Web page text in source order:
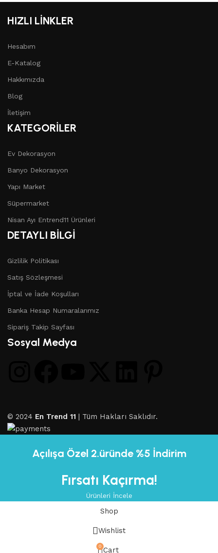
HIZLI LİNKLER
Hesabım
E-Katalog
Hakkımızda
Blog
İletişim
KATEGORİLER
Ev Dekorasyon
Banyo Dekorasyon
Yapı Market
Süpermarket
Nisan Ayı Entrend11 Ürünleri
DETAYLI BİLGİ
Gizlilik Politikası
Satış Sözleşmesi
İptal ve İade Koşulları
Banka Hesap Numaralarımız
Sipariş Takip Sayfası
Sosyal Medya
© 2024 En Trend 11 | Tüm Hakları Saklıdır.
Açılışa Özel 2.üründe %5 İndirim
Fırsatı Kaçırma!
Ürünleri İncele
Shop
Wishlist
0 Cart